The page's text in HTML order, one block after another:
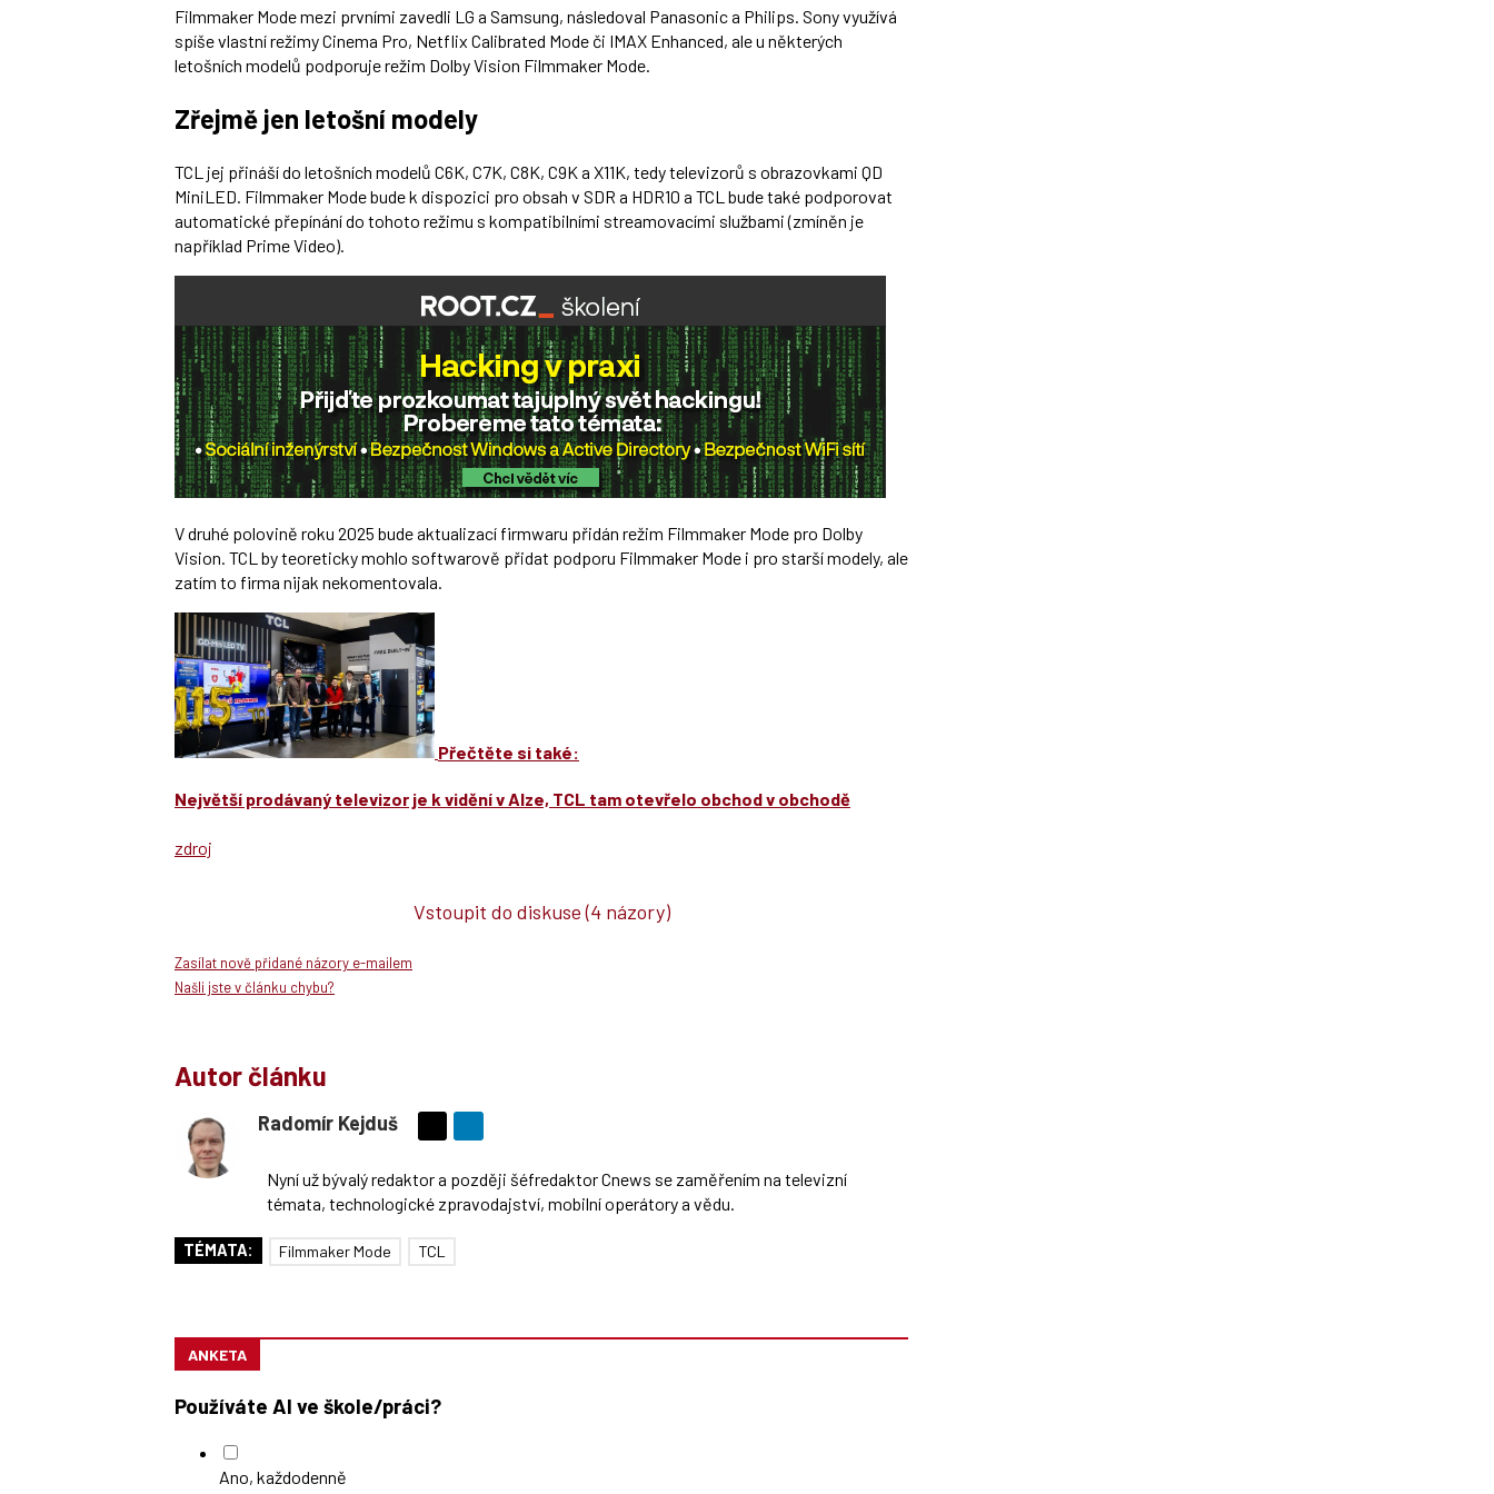
Filmmaker Mode mezi prvními zavedli LG a Samsung, následoval Panasonic a Philips. Sony využívá
spíše vlastní režimy Cinema Pro, Netflix Calibrated Mode či IMAX Enhanced, ale u některých
letošních modelů podporuje režim Dolby Vision Filmmaker Mode.
Zřejmě jen letošní modely
TCL jej přináší do letošních modelů C6K, C7K, C8K, C9K a X11K, tedy televizorů s obrazovkami QD
MiniLED. Filmmaker Mode bude k dispozici pro obsah v SDR a HDR10 a TCL bude také podporovat
automatické přepínání do tohoto režimu s kompatibilními streamovacími službami (zmíněn je
například Prime Video).
V druhé polovině roku 2025 bude aktualizací firmwaru přidán režim Filmmaker Mode pro Dolby
Vision. TCL by teoreticky mohlo softwarově přidat podporu Filmmaker Mode i pro starší modely, ale
zatím to firma nijak nekomentovala.
Přečtěte si také:
Největší prodávaný televizor je k vidění v Alze, TCL tam otevřelo obchod v obchodě
zdroj
Vstoupit do diskuse(4 názory)
Zasílat nově přidané názory e-mailem
Našli jste v článku chybu?
Autor článku
Radomír Kejduš
síti
X
Nyní už bývalý redaktor a později šéfredaktor Cnews se zaměřením na televizní
témata, technologické zpravodajství, mobilní operátory a vědu.
TÉMATA: Filmmaker Mode TCL
ANKETA
Používáte AI ve škole/práci?
Ano, každodenně